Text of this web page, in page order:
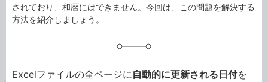
されており、和暦にはできません。今回は、この問題を解決する
方法を紹介しましょう。
Excelファイルの全ページに自動的に更新される日付を